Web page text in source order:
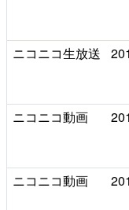
ニコニコ生放送
ニコニコ動画
ニコニコ動画